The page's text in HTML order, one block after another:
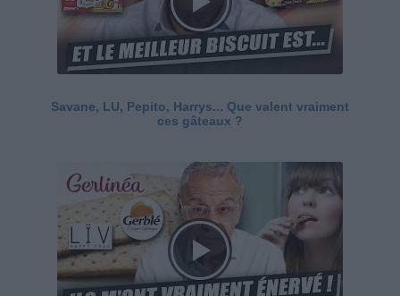
Savane, LU, Pepito, Harrys... Que valent vraiment
ces gâteaux ?